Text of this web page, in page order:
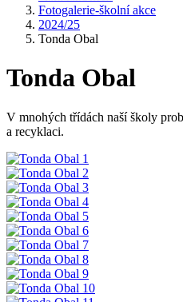
Fotogalerie-školní akce
2024/25
Tonda Obal
Tonda Obal
V mnohých třídách naší školy
a recyklaci.